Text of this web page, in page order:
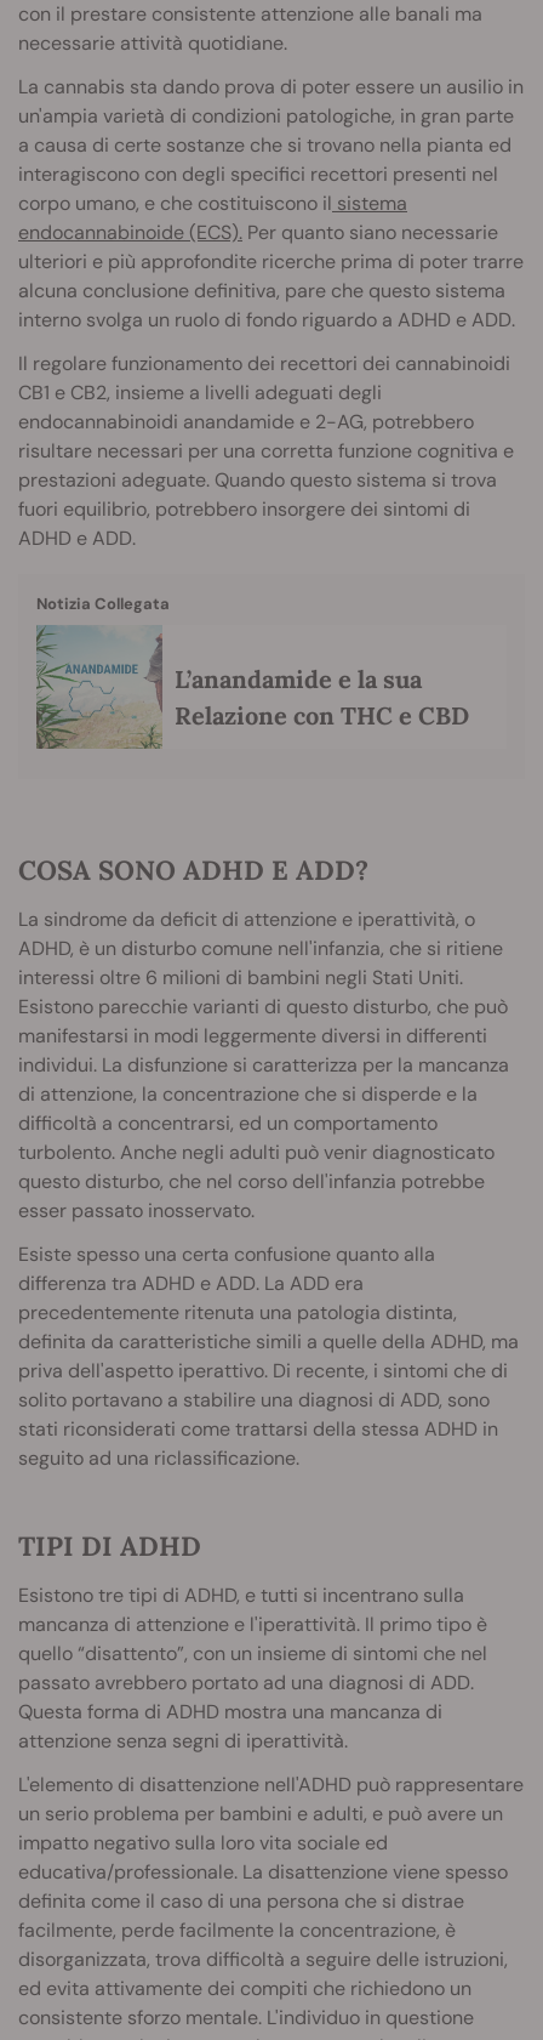
con il prestare consistente attenzione alle banali ma
necessarie attività quotidiane.
La cannabis sta dando prova di poter essere un ausilio in
un'ampia varietà di condizioni patologiche, in gran parte
a causa di certe sostanze che si trovano nella pianta ed
interagiscono con degli specifici recettori presenti nel
corpo umano, e che costituiscono il sistema
endocannabinoide (ECS). Per quanto siano necessarie
ulteriori e più approfondite ricerche prima di poter trarre
alcuna conclusione definitiva, pare che questo sistema
interno svolga un ruolo di fondo riguardo a ADHD e ADD.
Il regolare funzionamento dei recettori dei cannabinoidi
CB1 e CB2, insieme a livelli adeguati degli
endocannabinoidi anandamide e 2-AG, potrebbero
risultare necessari per una corretta funzione cognitiva e
prestazioni adeguate. Quando questo sistema si trova
fuori equilibrio, potrebbero insorgere dei sintomi di
ADHD e ADD.
Notizia Collegata
L’anandamide e la sua
Relazione con THC e CBD
COSA SONO ADHD E ADD?
La sindrome da deficit di attenzione e iperattività, o
ADHD, è un disturbo comune nell'infanzia, che si ritiene
interessi oltre 6 milioni di bambini negli Stati Uniti.
Esistono parecchie varianti di questo disturbo, che può
manifestarsi in modi leggermente diversi in differenti
individui. La disfunzione si caratterizza per la mancanza
di attenzione, la concentrazione che si disperde e la
difficoltà a concentrarsi, ed un comportamento
turbolento. Anche negli adulti può venir diagnosticato
questo disturbo, che nel corso dell'infanzia potrebbe
esser passato inosservato.
Esiste spesso una certa confusione quanto alla
differenza tra ADHD e ADD. La ADD era
precedentemente ritenuta una patologia distinta,
definita da caratteristiche simili a quelle della ADHD, ma
priva dell'aspetto iperattivo. Di recente, i sintomi che di
solito portavano a stabilire una diagnosi di ADD, sono
stati riconsiderati come trattarsi della stessa ADHD in
seguito ad una riclassificazione.
TIPI DI ADHD
Esistono tre tipi di ADHD, e tutti si incentrano sulla
mancanza di attenzione e l'iperattività. Il primo tipo è
quello “disattento”, con un insieme di sintomi che nel
passato avrebbero portato ad una diagnosi di ADD.
Questa forma di ADHD mostra una mancanza di
attenzione senza segni di iperattività.
L'elemento di disattenzione nell'ADHD può rappresentare
un serio problema per bambini e adulti, e può avere un
impatto negativo sulla loro vita sociale ed
educativa/professionale. La disattenzione viene spesso
definita come il caso di una persona che si distrae
facilmente, perde facilmente la concentrazione, è
disorganizzata, trova difficoltà a seguire delle istruzioni,
ed evita attivamente dei compiti che richiedono un
consistente sforzo mentale. L'individuo in questione